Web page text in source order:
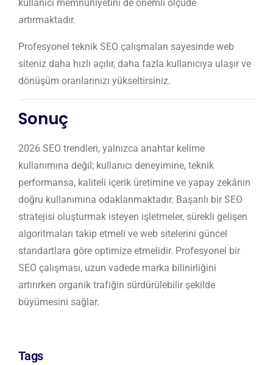
kullanıcı memnuniyetini de önemli ölçüde
artırmaktadır.
Profesyonel teknik SEO çalışmaları sayesinde web
siteniz daha hızlı açılır, daha fazla kullanıcıya ulaşır ve
dönüşüm oranlarınızı yükseltirsiniz.
Sonuç
2026 SEO trendleri, yalnızca anahtar kelime
kullanımına değil; kullanıcı deneyimine, teknik
performansa, kaliteli içerik üretimine ve yapay zekânın
doğru kullanımına odaklanmaktadır. Başarılı bir SEO
stratejisi oluşturmak isteyen işletmeler, sürekli gelişen
algoritmaları takip etmeli ve web sitelerini güncel
standartlara göre optimize etmelidir. Profesyonel bir
SEO çalışması, uzun vadede marka bilinirliğini
artırırken organik trafiğin sürdürülebilir şekilde
büyümesini sağlar.
Tags